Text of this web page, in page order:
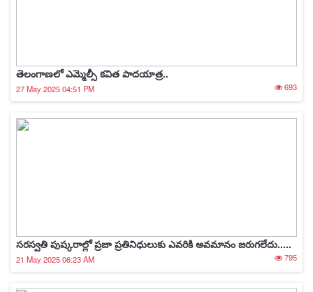
తెలంగాణలో ఎమ్మెల్సీ కవిత పాదయాత్ర..
27 May 2025 04:51 PM 693
సరస్వతి పుష్కరాల్లో ప్రజా ప్రతినిధులుకు ఎవరికి అవమానం జరుగలేదు.....
21 May 2025 06:23 AM 795